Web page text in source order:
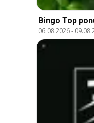
Bingo Top
06.08.2026-